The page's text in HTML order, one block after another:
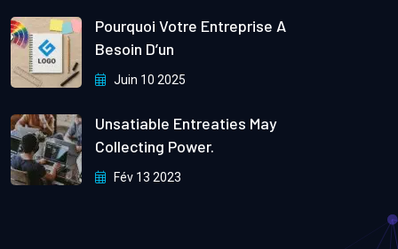
Pourquoi Votre Entreprise A
Besoin D’un
Juin 10 2025
Unsatiable Entreaties May
Collecting Power.
Fév 13 2023